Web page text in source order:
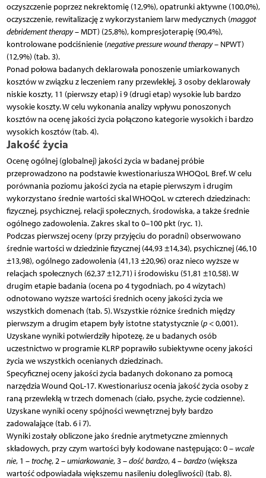
oczyszczenie poprzez nekrektomię (12,9%), opatrunki aktywne (100,0%),
oczyszczenie, rewitalizację z wykorzystaniem larw medycznych (maggot
debridement therapy– MDT) (25,8%), kompresjoterapię (90,4%),
kontrolowane podciśnienie (negative pressure wound therapy– NPWT)
(12,9%) (tab. 3).
Ponad połowa badanych deklarowała ponoszenie umiarkowanych
kosztów w związku z leczeniem rany przewlekłej, 3 osoby deklarowały
niskie koszty, 11 (pierwszy etap) i 9 (drugi etap) wysokie lub bardzo
wysokie koszty. W celu wykonania analizy wpływu ponoszonych
kosztów na ocenę jakości życia połączono kategorie wysokich i bardzo
wysokich kosztów (tab. 4).
Jakość życia
Ocenę ogólnej (globalnej) jakości życia w badanej próbie
przeprowadzono na podstawie kwestionariusza WHOQoL Bref. W celu
porównania poziomu jakości życia na etapie pierwszym i drugim
wykorzystano średnie wartości skal WHOQoL w czterech dziedzinach:
fizycznej, psychicznej, relacji społecznych, środowiska, a także średnie
ogólnego zadowolenia. Zakres skal to 0–100 pkt (ryc. 1).
Podczas pierwszej oceny (przy przyjęciu do poradni) obserwowano
średnie wartości w dziedzinie fizycznej (44,93 ±14,34), psychicznej (46,10
±13,98), ogólnego zadowolenia (41,13 ±20,96) oraz nieco wyższe w
relacjach społecznych (62,37 ±12,71) i środowisku (51,81 ±10,58). W
drugim etapie badania (ocena po 4 tygodniach, po 4 wizytach)
odnotowano wyższe wartości średnich oceny jakości życia we
wszystkich domenach (tab. 5). Wszystkie różnice średnich między
pierwszym a drugim etapem były istotne statystycznie (p< 0,001).
Uzyskane wyniki potwierdziły hipotezę, że u badanych osób
uczestnictwo w programie KLRP poprawiło subiektywne oceny jakości
życia we wszystkich ocenianych dziedzinach.
Specyficznej oceny jakości życia badanych dokonano za pomocą
narzędzia Wound QoL-17. Kwestionariusz ocenia jakość życia osoby z
raną przewlekłą w trzech domenach (ciało, psyche, życie codzienne).
Uzyskane wyniki oceny spójności wewnętrznej były bardzo
zadowalające (tab. 6 i 7).
Wyniki zostały obliczone jako średnie arytmetyczne zmiennych
składowych, przy czym wartości były kodowane następująco: 0 –wcale
nie, 1 –trochę, 2 –umiarkowanie, 3 –dość bardzo, 4 –bardzo(większa
wartość odpowiadała większemu nasileniu dolegliwości) (tab. 8).